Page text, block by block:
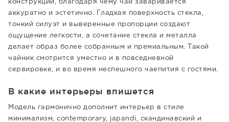
конструкции, благодаря чему чай заваривается
аккуратно и эстетично. Гладкая поверхность стекла,
тонкий силуэт и выверенные пропорции создают
ощущение легкости, а сочетание стекла и металла
делает образ более собранным и премиальным. Такой
чайник смотрится уместно и в повседневной
сервировке, и во время неспешного чаепития с гостями.
В какие интерьеры впишется
Модель гармонично дополнит интерьер в стиле
минимализм, contemporary, japandi, скандинавский и